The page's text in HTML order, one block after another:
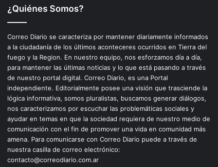
¿Quiénes Somos?
Correo Diario se caracteriza por mantener diariamente informados
a la ciudadanía de los últimos aconteceres ocurridos en Tierra del
fuego y la Region. En nuestro equipo, nos esforzamos día a día,
para mantener las últimas noticias y lo que está pasando a través
de nuestro portal digital. Correo Diario, es una Portal
independiente. Editorialmente posee una visión que trasciende la
lógica informativa, somos pluralistas, buscamos generar diálogos,
nos caracterizamos por escuchar las problemáticas sociales y
ayudar en temas en que la sociedad requiera de nuestro medio de
comunicación con el fin de promover una vida en comunidad más
amena. Para comunicarse con Correo Diario puede a través de
nuestra casilla de correo electrónico:
contacto@correodiario.com.ar